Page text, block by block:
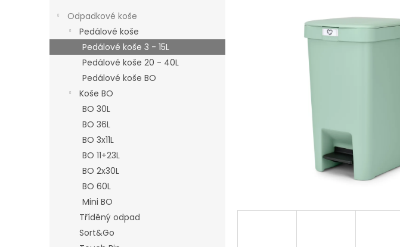
n
Odpadkové koše
Pedálové koše
Pedálové koše 3 - 15L
Pedálové koše 20 - 40L
Pedálové koše BO
Koše BO
BO 30L
BO 36L
BO 3x11L
BO 11+23L
BO 2x30L
BO 60L
Mini BO
Tříděný odpad
Sort&Go